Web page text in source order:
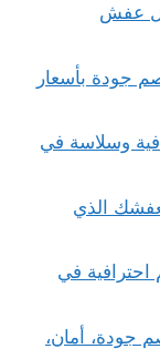
نقل عفش
عفش بمكة بـ35%خصم جودة بأسعار
احترافية وسلاسة في
بـ35%خصم لعفشك الذي
بـ35%خصم احترافية في
عفش بمكه بـ35%خصم جودة، أمان،